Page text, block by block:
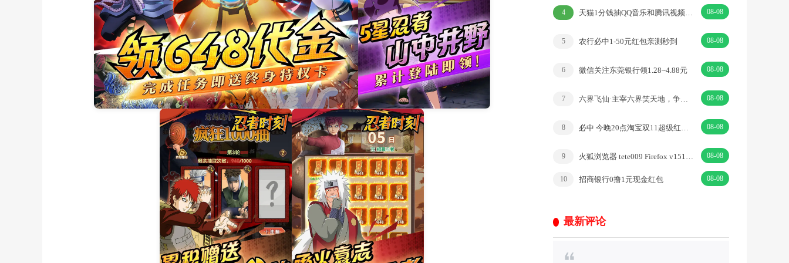
4 天猫1分钱抽QQ音乐和腾讯视频会员 08-08
5 农行必中1-50元红包亲测秒到 08-08
6 微信关注东莞银行领1.28~4.88元 08-08
7 六界飞仙·主宰六界笑天地，争锋万道傲飞仙·|即时·仙侠 08-08
8 必中 今晚20点淘宝双11超级红包加码 必中1.1元以上红包 08-08
9 火狐浏览器 tete009 Firefox v151.0.1 便携版 08-08
10 招商银行0撸1元现金红包 08-08
最新评论